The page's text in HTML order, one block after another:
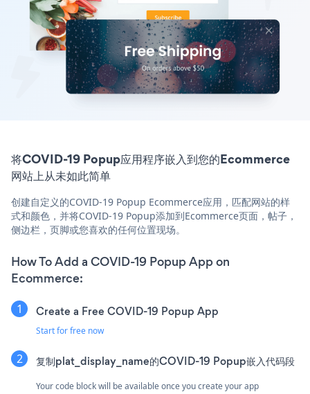
将COVID-19 Popup应用程序嵌入到您的Ecommerce
网站上从未如此简单
创建自定义的COVID-19 Popup Ecommerce应用，匹配网站的样
式和颜色，并将COVID-19 Popup添加到Ecommerce页面，帖子，
侧边栏，页脚或您喜欢的任何位置现场。
How To Add a COVID-19 Popup App on
Ecommerce:
Create a Free COVID-19 Popup App
Start for free now
复制plat_display_name的COVID-19 Popup嵌入代码段
Your code block will be available once you create your app